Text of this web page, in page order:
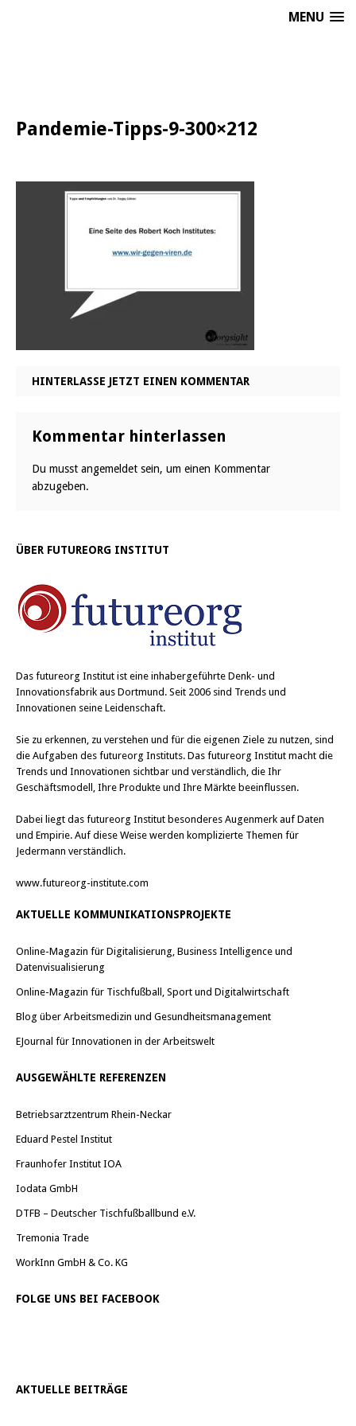
MENU
Pandemie-Tipps-9-300×212
HINTERLASSE JETZT EINEN KOMMENTAR
Kommentar hinterlassen
Du musst angemeldet sein, um einen Kommentar
abzugeben.
ÜBER FUTUREORG INSTITUT
Das futureorg Institut ist eine inhabergeführte Denk- und
Innovationsfabrik aus Dortmund. Seit 2006 sind Trends und
Innovationen seine Leidenschaft.
Sie zu erkennen, zu verstehen und für die eigenen Ziele zu nutzen, sind
die Aufgaben des futureorg Instituts. Das futureorg Institut macht die
Trends und Innovationen sichtbar und verständlich, die Ihr
Geschäftsmodell, Ihre Produkte und Ihre Märkte beeinflussen.
Dabei liegt das futureorg Institut besonderes Augenmerk auf Daten
und Empirie. Auf diese Weise werden komplizierte Themen für
Jedermann verständlich.
www.futureorg-institute.com
AKTUELLE KOMMUNIKATIONSPROJEKTE
Online-Magazin für Digitalisierung, Business Intelligence und
Datenvisualisierung
Online-Magazin für Tischfußball, Sport und Digitalwirtschaft
Blog über Arbeitsmedizin und Gesundheitsmanagement
EJournal für Innovationen in der Arbeitswelt
AUSGEWÄHLTE REFERENZEN
Betriebsarztzentrum Rhein-Neckar
Eduard Pestel Institut
Fraunhofer Institut IOA
Iodata GmbH
DTFB – Deutscher Tischfußballbund e.V.
Tremonia Trade
WorkInn GmbH & Co. KG
FOLGE UNS BEI FACEBOOK
AKTUELLE BEITRÄGE